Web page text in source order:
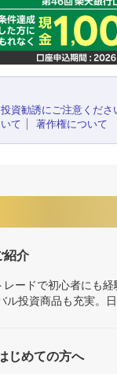
投資勧誘にご注意くださ
て
著作権について
紹介
ードで初心者にも
投資商品も充実。
じめての方へ